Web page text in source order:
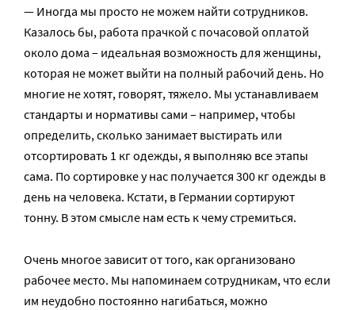
— Иногда мы просто не можем найти сотрудников.
Казалось бы, работа прачкой с почасовой оплатой
около дома – идеальная возможность для женщины,
которая не может выйти на полный рабочий день. Но
многие не хотят, говорят, тяжело. Мы устанавливаем
стандарты и нормативы сами – например, чтобы
определить, сколько занимает выстирать или
отсортировать 1 кг одежды, я выполняю все этапы
сама. По сортировке у нас получается 300 кг одежды в
день на человека. Кстати, в Германии сортируют
тонну. В этом смысле нам есть к чему стремиться.
Очень многое зависит от того, как организовано
рабочее место. Мы напоминаем сотрудникам, что если
им неудобно постоянно нагибаться, можно